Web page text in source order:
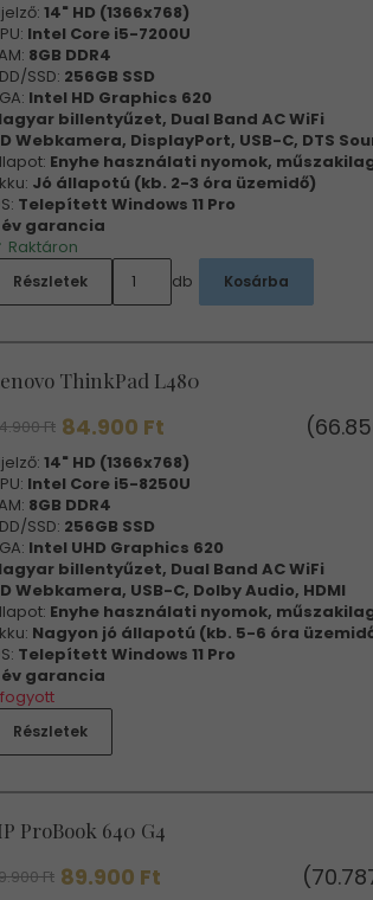
14" HD (1366x768)
Intel Core i5-7200U
8GB DDR4
SSD: 256GB SSD
Intel HD Graphics 620
billentyűzet, Dual Band AC WiFi
Webkamera, DisplayPort, USB-C, DTS
Enyhe használati nyomok,
Jó állapotú (kb. 2-3 óra üzemidő)
Telepített Windows 11 Pro
év garancia
Raktáron
Részletek db Kosárba
ThinkPad L480
Ft 84.900 Ft
14" HD (1366x768)
Intel Core i5-8250U
8GB DDR4
SSD: 256GB SSD
Intel UHD Graphics 620
billentyűzet, Dual Band AC WiFi
Webkamera, USB-C, Dolby Audio, HDMI
Enyhe használati nyomok,
Nagyon jó állapotú (kb. 5-6 óra
Telepített Windows 11 Pro
év garancia
Részletek
ProBook 640 G4
Ft 89.900 Ft